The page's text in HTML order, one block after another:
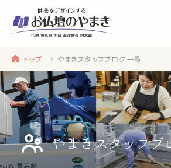
find a store
お近くのお店を探す
site menu
サイトメニュー
トップ
やまきについて
トップ やまきスタッフブログ一覧